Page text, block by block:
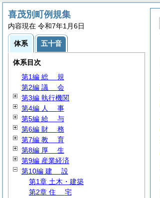
喜茂別町例規集
内容現在 令和7年1月6日
体系 五十音
体系目次
第1編 総 規
第2編 議 会
第3編 執行機関
第4編 人 事
第5編 給 与
第6編 財 務
第7編 教 育
第8編 厚 生
第9編 産業経済
第10編 建 設
第1章 土木・建築
第2章 住 宅